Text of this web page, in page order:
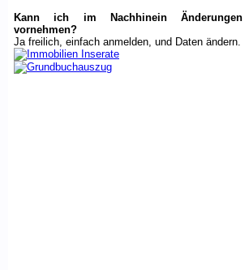
Kann ich im Nachhinein Änderungen
vornehmen?
Ja freilich, einfach anmelden, und Daten ändern.